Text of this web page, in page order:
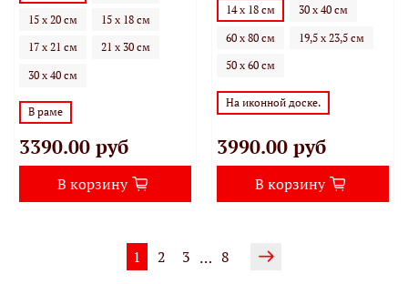
15 х 20 см 15 х 18 см
17 х 21 см 21 х 30 см
30 х 40 см
В раме
3390.00 руб
В корзину
14 х 18 см 30 х 40 см
60 х 80 см 19,5 х 23,5 см
50 х 60 см
На иконной доске.
3990.00 руб
В корзину
1 2 3 … 8